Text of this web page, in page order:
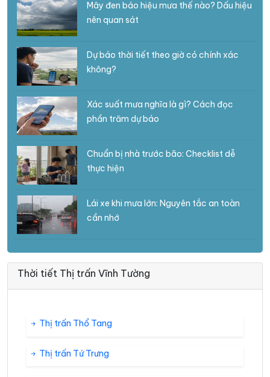
Mây đen báo hiệu mưa thế nào? Dấu hiệu
nên quan sát
Dự báo thời tiết theo giờ có chính xác
không?
Xác suất mưa nghĩa là gì? Cách đọc
phần trăm dự báo
Chuẩn bị nhà trước bão: Checklist dễ
thực hiện
Lái xe khi mưa lớn: Nguyên tắc an toàn
cần nhớ
Thời tiết Thị trấn Vĩnh Tường
Thị trấn Thổ Tang
Thị trấn Tứ Trưng